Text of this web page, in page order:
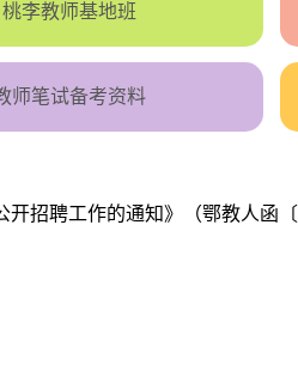
桃李教师基地班
师笔试备考资料
招聘工作的通知》（鄂教人函